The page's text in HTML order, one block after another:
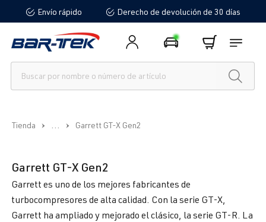
principalEnvío rápido Derecho de devolución de 30 días
Tienda ... Garrett GT-X Gen2
Garrett GT-X Gen2
Garrett es uno de los mejores fabricantes de
turbocompresores de alta calidad. Con la serie GT-X,
Garrett ha ampliado y mejorado el clásico, la serie GT-R. La